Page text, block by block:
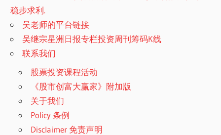
稳步求利.
吴老师的平台链接
吴继宗星洲日报专栏投资周刊筹码K线
联系我们
股票投资课程活动
《股市创富大赢家》附加版
关于我们
Policy 条例
Disclaimer 免责声明